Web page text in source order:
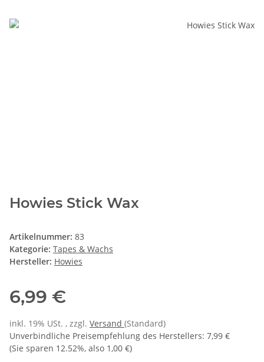
Howies Stick Wax
Artikelnummer: 83
Kategorie: Tapes & Wachs
Hersteller: Howies
6,99 €
inkl. 19% USt. , zzgl. Versand (Standard)
Unverbindliche Preisempfehlung des Herstellers: 7,99 €
(Sie sparen 12.52%, also 1,00 €)